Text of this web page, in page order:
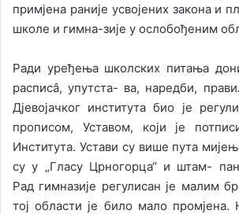
примјена раније усвојених закона и
школе и гимна-зије у ослобођеним
Ради уређења школских питања
расписâ, упутста- ва, наредби,
Дјевојачког института био је
прописом, Уставом, који је
Института. Устави су више пута
су у „Гласу Црногорца“ и штам-
Рад гимназије регулисан је малим
тој области је било мало промјена.